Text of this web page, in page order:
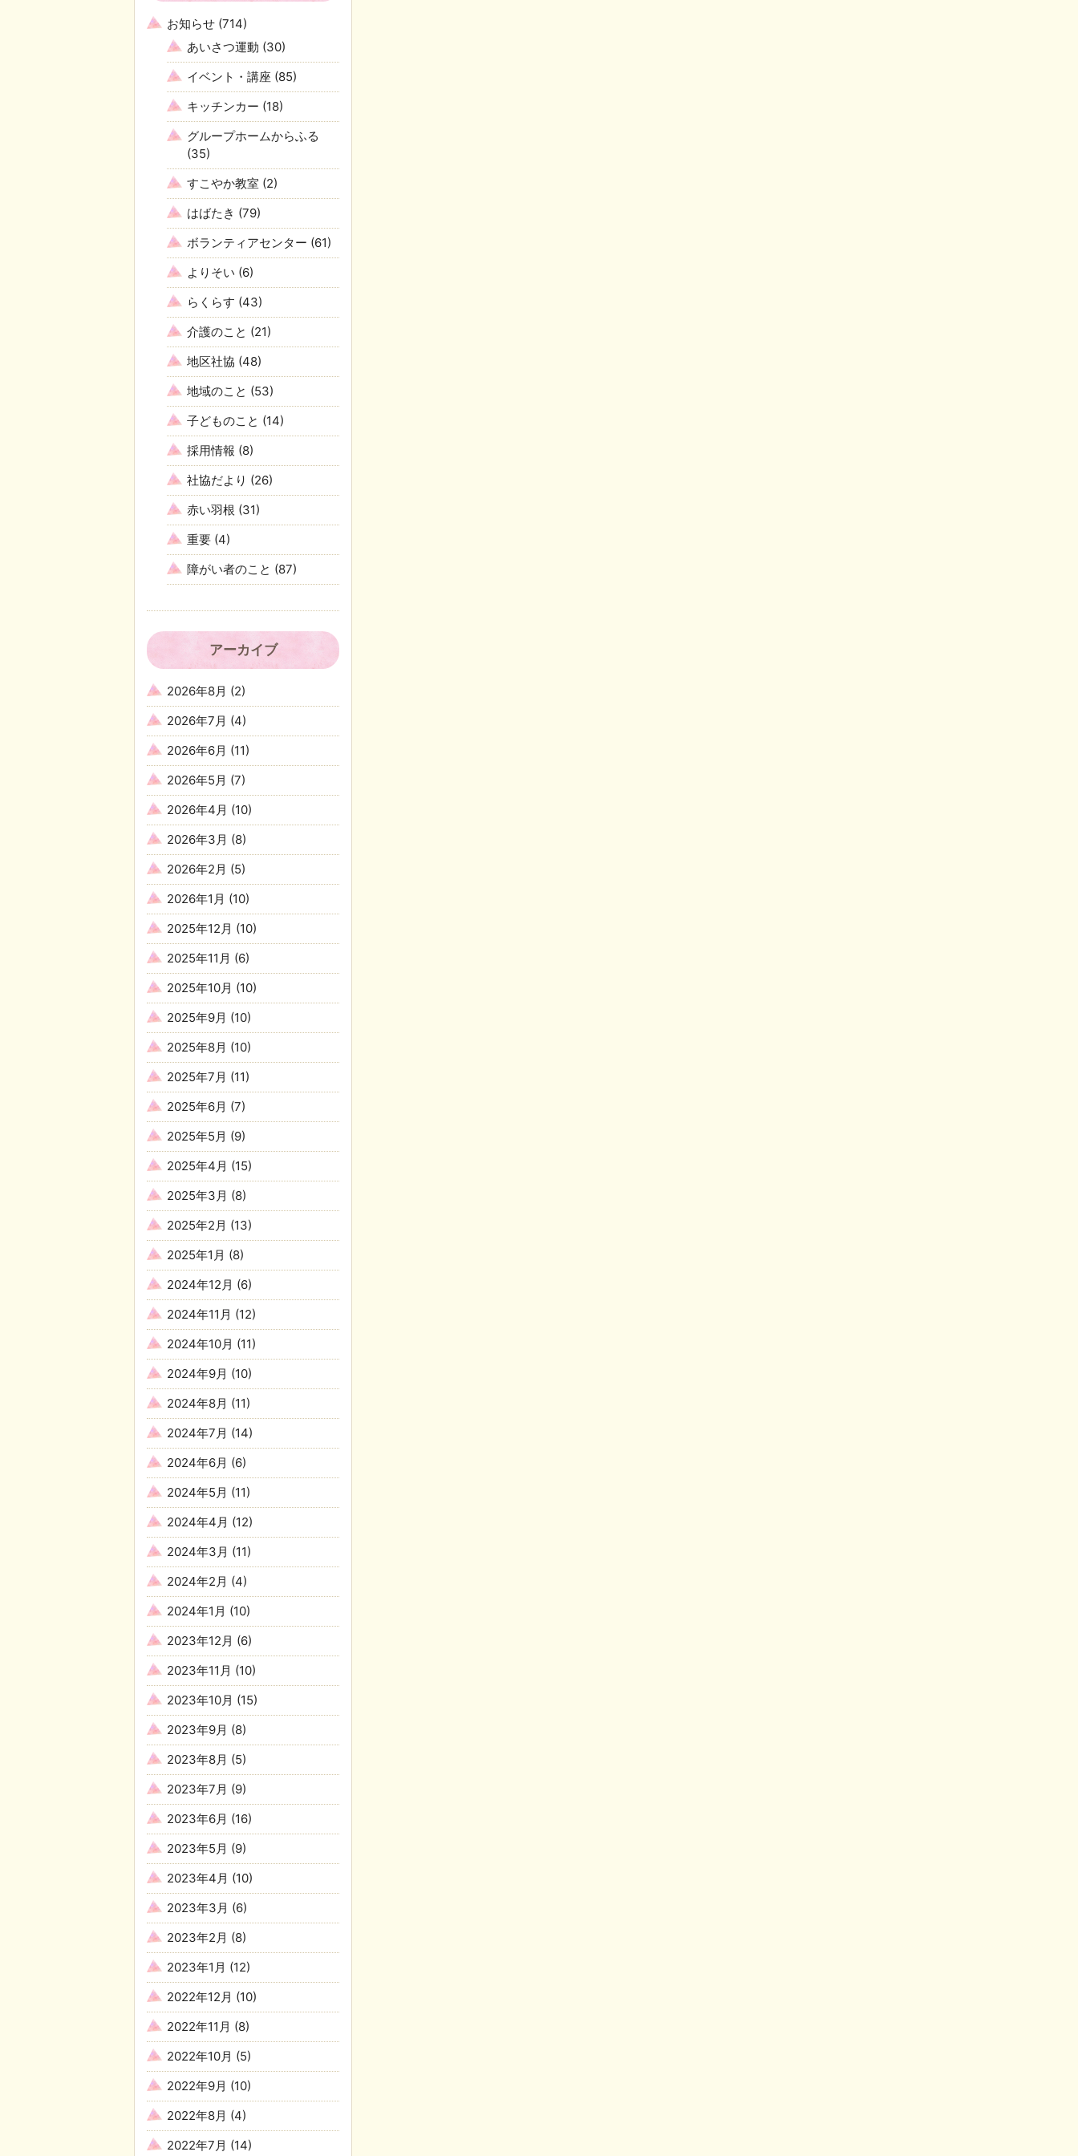
お知らせ (714)
あいさつ運動 (30)
イベント・講座 (85)
キッチンカー (18)
グループホームからふる
(35)
すこやか教室 (2)
はばたき (79)
ボランティアセンター (61)
よりそい (6)
らくらす (43)
介護のこと (21)
地区社協 (48)
地域のこと (53)
子どものこと (14)
採用情報 (8)
社協だより (26)
赤い羽根 (31)
重要 (4)
障がい者のこと (87)
アーカイブ
2026年8月 (2)
2026年7月 (4)
2026年6月 (11)
2026年5月 (7)
2026年4月 (10)
2026年3月 (8)
2026年2月 (5)
2026年1月 (10)
2025年12月 (10)
2025年11月 (6)
2025年10月 (10)
2025年9月 (10)
2025年8月 (10)
2025年7月 (11)
2025年6月 (7)
2025年5月 (9)
2025年4月 (15)
2025年3月 (8)
2025年2月 (13)
2025年1月 (8)
2024年12月 (6)
2024年11月 (12)
2024年10月 (11)
2024年9月 (10)
2024年8月 (11)
2024年7月 (14)
2024年6月 (6)
2024年5月 (11)
2024年4月 (12)
2024年3月 (11)
2024年2月 (4)
2024年1月 (10)
2023年12月 (6)
2023年11月 (10)
2023年10月 (15)
2023年9月 (8)
2023年8月 (5)
2023年7月 (9)
2023年6月 (16)
2023年5月 (9)
2023年4月 (10)
2023年3月 (6)
2023年2月 (8)
2023年1月 (12)
2022年12月 (10)
2022年11月 (8)
2022年10月 (5)
2022年9月 (10)
2022年8月 (4)
2022年7月 (14)